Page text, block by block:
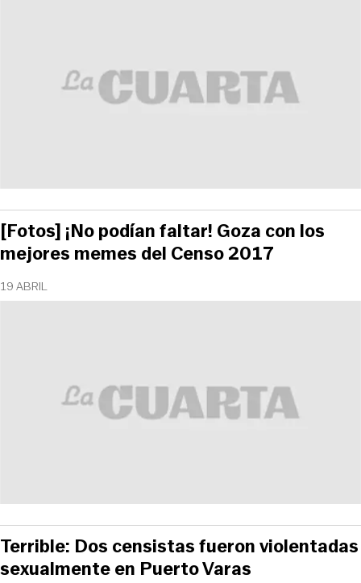
19 ABRIL
[Fotos] ¡No podían faltar! Goza con los
mejores memes del Censo 2017
Terrible: Dos censistas fueron violentadas
sexualmente en Puerto Varas